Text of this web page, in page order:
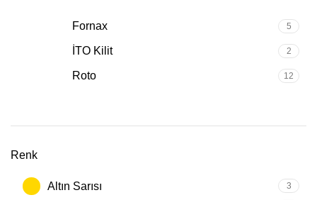
Fornax 5
İTO Kilit 2
Roto 12
Renk
Altın Sarısı 3